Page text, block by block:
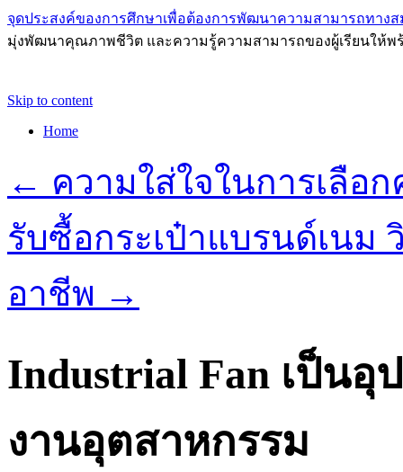
จุดประสงค์ของการศึกษาเพื่อต้องการพัฒนาความสามารถทางส
มุ่งพัฒนาคุณภาพชีวิต และความรู้ความสามารถของผู้เรียนให้พ
Skip to content
Home
← ความใส่ใจในการเลื
รับซื้อกระเป๋าแบรนด์เนม
อาชีพ →
Industrial Fan เป็น
งานอุตสาหกรรม